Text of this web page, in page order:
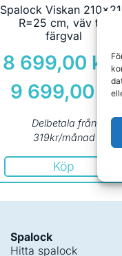
Spalock Viskan
R=25 cm, väv tre
färgval
8 699,00 kr
9 699,00
kr
Delbetala från
319kr/månad
Köp
Spalock
Hitta spalock